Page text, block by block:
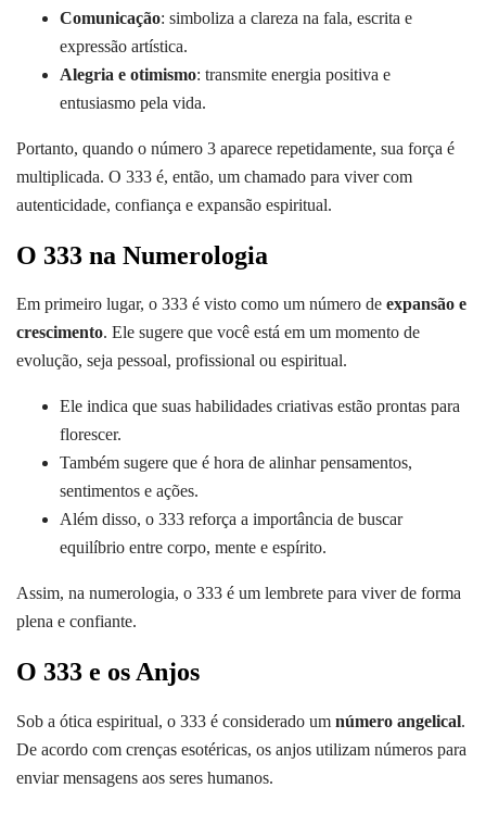
Comunicação: simboliza a clareza na fala, escrita e
expressão artística.
Alegria e otimismo: transmite energia positiva e
entusiasmo pela vida.
Portanto, quando o número 3 aparece repetidamente, sua força é
multiplicada. O 333 é, então, um chamado para viver com
autenticidade, confiança e expansão espiritual.
O 333 na Numerologia
Em primeiro lugar, o 333 é visto como um número de expansão e
crescimento. Ele sugere que você está em um momento de
evolução, seja pessoal, profissional ou espiritual.
Ele indica que suas habilidades criativas estão prontas para
florescer.
Também sugere que é hora de alinhar pensamentos,
sentimentos e ações.
Além disso, o 333 reforça a importância de buscar
equilíbrio entre corpo, mente e espírito.
Assim, na numerologia, o 333 é um lembrete para viver de forma
plena e confiante.
O 333 e os Anjos
Sob a ótica espiritual, o 333 é considerado um número angelical.
De acordo com crenças esotéricas, os anjos utilizam números para
enviar mensagens aos seres humanos.